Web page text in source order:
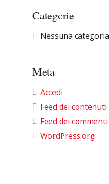
Categorie
Nessuna categoria
Meta
Accedi
Feed dei contenuti
Feed dei commenti
WordPress.org